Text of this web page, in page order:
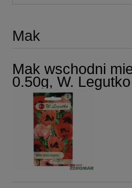
Mak
Mak wschodni
0.50g, W. Legutko